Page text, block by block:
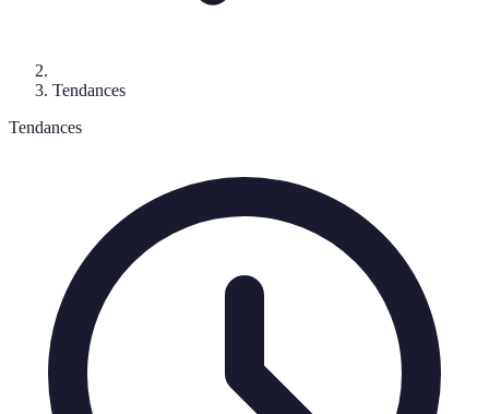
Tendances
Tendances